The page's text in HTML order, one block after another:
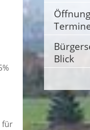
für
Blick